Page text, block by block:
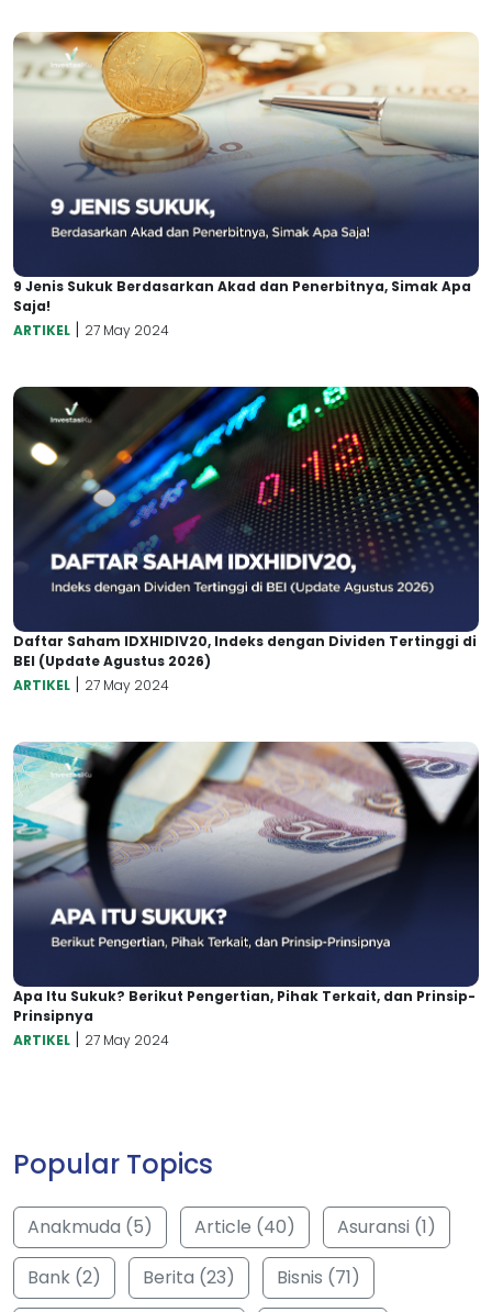
9 Jenis Sukuk Berdasarkan Akad dan Penerbitnya, Simak Apa
Saja!
ARTIKEL | 27 May 2024
Daftar Saham IDXHIDIV20, Indeks dengan Dividen Tertinggi di
BEI (Update Agustus 2026)
ARTIKEL | 27 May 2024
Apa Itu Sukuk? Berikut Pengertian, Pihak Terkait, dan Prinsip-
Prinsipnya
ARTIKEL | 27 May 2024
Popular Topics
Anakmuda (5) Article (40)
Asuransi (1)
Bank (2)
Berita (23)
Bisnis (71)